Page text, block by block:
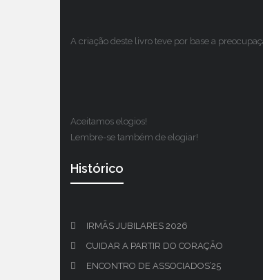
A criação deste livro teve por base a
Aceitamos elogios!
Lembre-se também de elogiar!
Histórico
IRMÃS JUBILARES 2026
CUIDAR A PARTIR DO CORAÇÃO
ENCONTRO DE ASSOCIADOS’25